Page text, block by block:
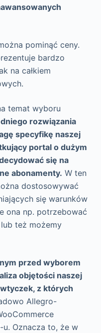
pominąć ceny.
bardzo
na całkiem
temat wyboru
rozwiązania
specyfikę naszej
portal o dużym
się na
abonamenty. W ten
dostosowywać
się warunków
ona np. potrzebować
też możemy
przed wyborem
objętości naszej
z których
Allegro-
u. Oznacza to, że w